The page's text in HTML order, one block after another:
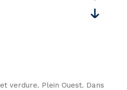
verdure. Plein Ouest. Dans